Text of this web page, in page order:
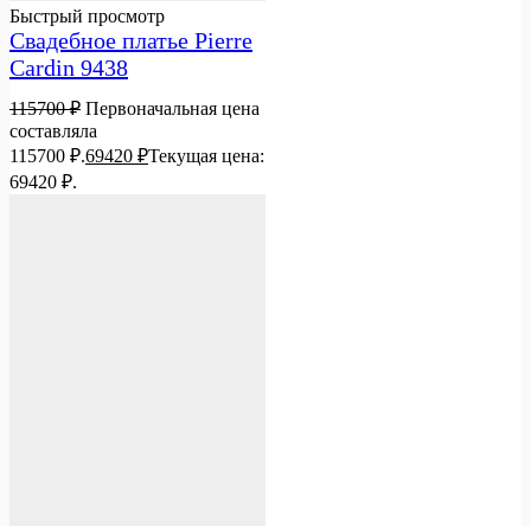
Быстрый просмотр
Свадебное платье Pierre
Cardin 9438
115700₽ Первоначальная цена
составляла
115700 ₽.69420 ₽Текущая цена:
69420 ₽.